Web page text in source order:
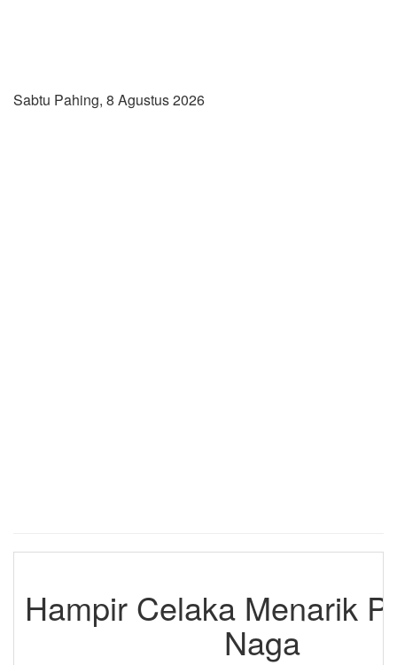
Sabtu Pahing, 8 Agustus 2026
Hampir Celaka Menarik
Naga